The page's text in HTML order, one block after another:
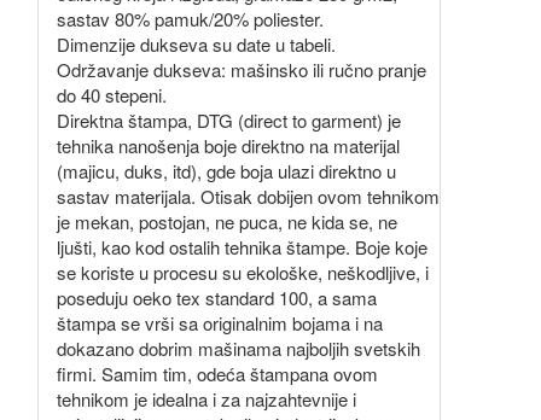
sastav 80% pamuk/20% poliester.
Dimenzije dukseva su date u tabeli.
Održavanje dukseva: mašinsko ili ručno pranje
do 40 stepeni.
Direktna štampa, DTG (direct to garment) je
tehnika nanošenja boje direktno na materijal
(majicu, duks, itd), gde boja ulazi direktno u
sastav materijala. Otisak dobijen ovom tehnikom
je mekan, postojan, ne puca, ne kida se, ne
ljušti, kao kod ostalih tehnika štampe. Boje koje
se koriste u procesu su ekološke, neškodljive, i
poseduju oeko tex standard 100, a sama
štampa se vrši sa originalnim bojama i na
dokazano dobrim mašinama najboljih svetskih
firmi. Samim tim, odeća štampana ovom
tehnikom je idealna i za najzahtevnije i